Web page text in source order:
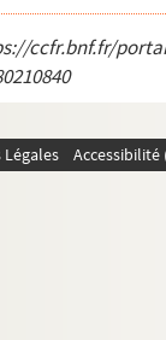
relative aux
à divers
diverses, etc.
de Philippe
écrites à Jean-
Jean Boyvin,
ccfr.bnf.fr/